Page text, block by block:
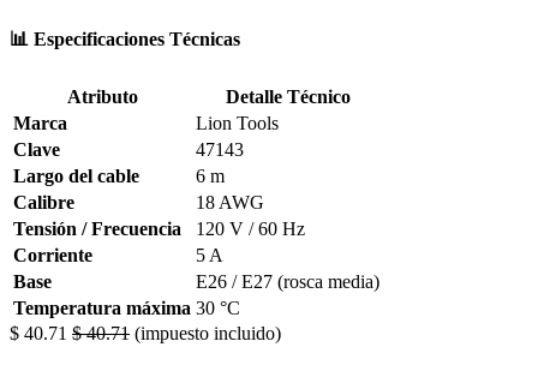
📊 Especificaciones Técnicas
Atributo
Detalle Técnico
Marca
Lion Tools
Clave
47143
Largo del cable
6 m
Calibre
18 AWG
Tensión / Frecuencia
120 V / 60 Hz
Corriente
5 A
Base
E26 / E27 (rosca media)
Temperatura máxima 30 °C
$ 40.71 $40.71 (impuesto incluido)